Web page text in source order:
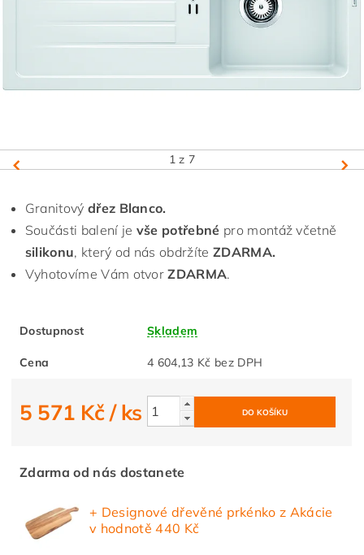
1 z 7
Granitový dřez Blanco.
Součásti balení je vše potřebné pro montáž včetně
silikonu, který od nás obdržíte ZDARMA.
Vyhotovíme Vám otvorZDARMA.
Dostupnost Skladem
Cena 4 604,13 Kč bez DPH
5 571 Kč/ ks
Zdarma od nás dostanete
+ Designové dřevěné prkénko z Akácie
v hodnotě 440 Kč